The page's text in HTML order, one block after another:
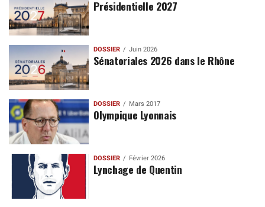
Présidentielle 2027
DOSSIER Juin 2026
Sénatoriales 2026 dans le Rhône
DOSSIER Mars 2017
Olympique Lyonnais
DOSSIER Février 2026
Lynchage de Quentin